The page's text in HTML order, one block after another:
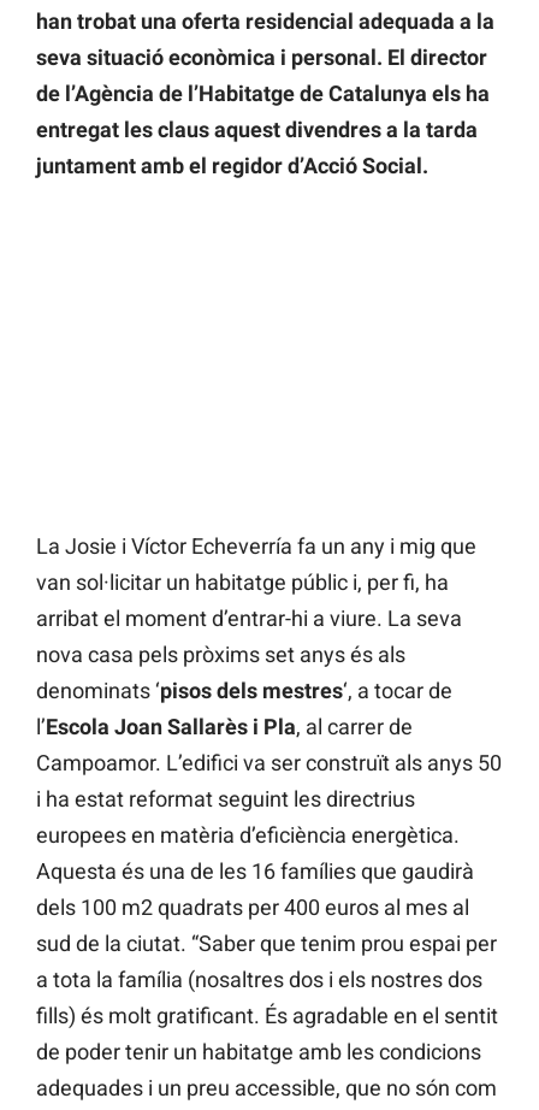
han trobat una oferta residencial adequada a la
seva situació econòmica i personal. El director
de l’Agència de l’Habitatge de Catalunya els ha
entregat les claus aquest divendres a la tarda
juntament amb el regidor d’Acció Social.
La Josie i Víctor Echeverría fa un any i mig que
van sol·licitar un habitatge públic i, per fi, ha
arribat el moment d’entrar-hi a viure. La seva
nova casa pels pròxims set anys és als
denominats ‘pisos dels mestres‘, a tocar de
l’Escola Joan Sallarès i Pla, al carrer de
Campoamor. L’edifici va ser construït als anys 50
i ha estat reformat seguint les directrius
europees en matèria d’eficiència energètica.
Aquesta és una de les 16 famílies que gaudirà
dels 100 m2 quadrats per 400 euros al mes al
sud de la ciutat. “Saber que tenim prou espai per
a tota la família (nosaltres dos i els nostres dos
fills) és molt gratificant. És agradable en el sentit
de poder tenir un habitatge amb les condicions
adequades i un preu accessible, que no són com